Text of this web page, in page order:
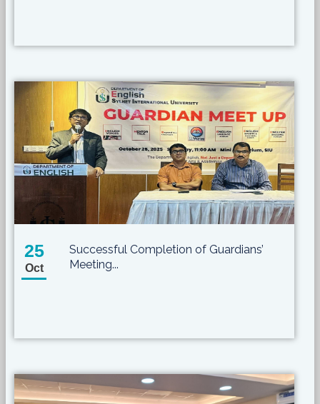
25
Oct
Successful Completion of Guardians’
Meeting...